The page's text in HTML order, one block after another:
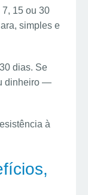
15 ou 30
simples e
dias. Se
dinheiro —
à